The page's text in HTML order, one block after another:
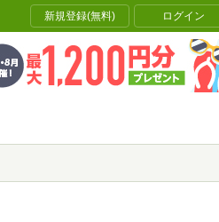
新規登録(無料) ログイン